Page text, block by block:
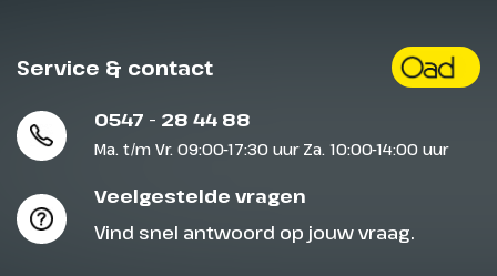
Service & contact
0547 - 28 44 88
Ma. t/m Vr. 09:00-17:30 uur Za. 10:00-14:00 uur
Veelgestelde vragen
Vind snel antwoord op jouw vraag.